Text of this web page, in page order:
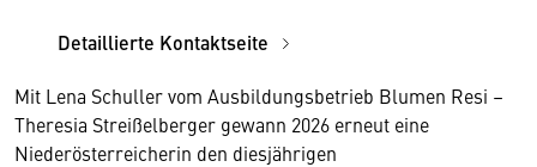
Detaillierte Kontaktseite
Mit Lena Schuller vom Ausbildungsbetrieb Blumen Resi –
Theresia Streißelberger gewann 2026 erneut eine
Niederösterreicherin den diesjährigen